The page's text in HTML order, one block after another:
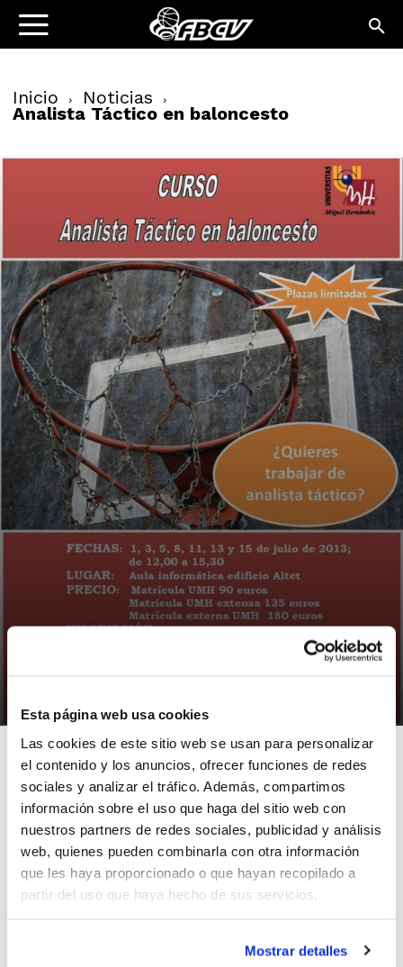
Esta página web usa cookies
Las cookies de este sitio web se usan para personalizar
el contenido y los anuncios, ofrecer funciones de redes
sociales y analizar el tráfico. Además, compartimos
información sobre el uso que haga del sitio web con
nuestros partners de redes sociales, publicidad y análisis
web, quienes pueden combinarla con otra información
que les haya proporcionado o que hayan recopilado a
partir del uso que haya hecho de sus servicios.
Mostrar detalles
Inicio Noticias
Analista Táctico en baloncesto
El lunes 1 de julio comienza la actividad Analista
Táctico en baloncesto, una iniciativa de formación a
cargo de la Universidad Miguel Hernández.
Los deportistas federados que presenten su licencia